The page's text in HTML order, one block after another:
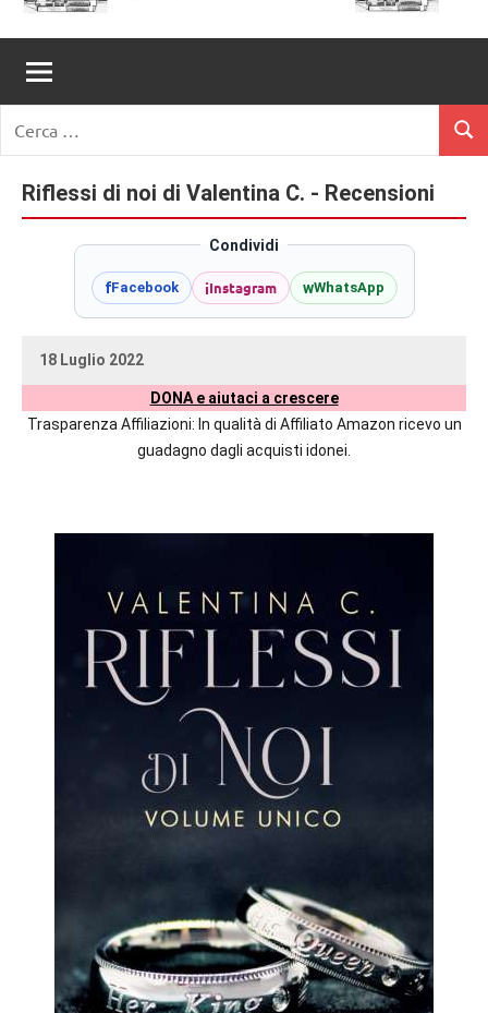
Un
Cuore
Tra
I
Libri
romanzi
romance
e
non
solo.
prossime
editoriali
maggiori
per:
Riflessi di noi di Valentina C. - Recensioni
Condividi
fFacebook iInstagram wWhatsApp
18 Luglio 2022
uctil_user
Nessun
DONA e aiutaci a crescere
Trasparenza Affiliazioni: In qualità di Affiliato Amazon ricevo un
guadagno dagli acquisti idonei.